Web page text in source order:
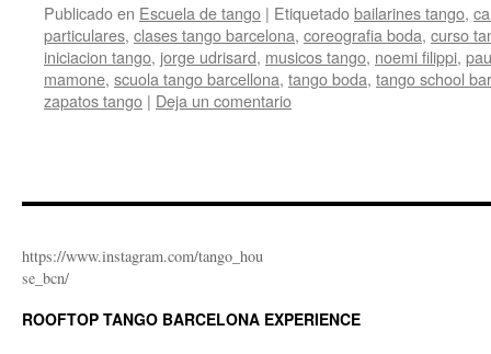
Publicado en Escuela de tango | Etiquetadobailarines tango,
particulares, clases tango barcelona, coreografia boda, curso
iniciacion tango, jorge udrisard, musicos tango, noemi filippi,
mamone, scuola tango barcellona, tango boda, tango school
zapatos tango | Deja un comentario
https://www.instagram.com/tango_hou
se_bcn/
ROOFTOP TANGO BARCELONA EXPERIENCE